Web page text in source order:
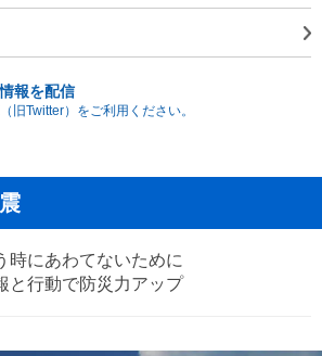
報を配信
旧Twitter）をご利用ください。
時にあわてないために
と行動で防災力アップ